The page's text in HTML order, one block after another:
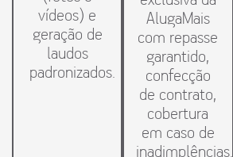
vídeos) e
geração de
laudos
padronizados.
AlugaMais
com repasse
garantido,
confecção
de contrato,
cobertura
em caso de
inadimplências.